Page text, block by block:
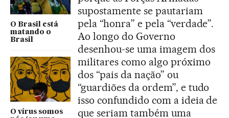
O Brasil está
matando o
Brasil
O vírus somos
supostamente se pautariam
pela “honra” e pela “verdade”.
Ao longo do Governo
desenhou-se uma imagem dos
militares como algo próximo
dos “pais da nação” ou
“guardiões da ordem”, e tudo
isso confundido com a ideia de
que seriam também uma